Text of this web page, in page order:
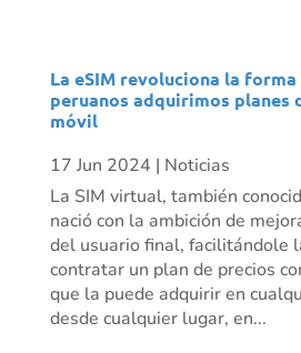
La eSIM revoluciona la forma
peruanos adquirimos planes
móvil
17 Jun 2024 | Noticias
La SIM virtual, también
nació con la ambición de
del usuario final, facilitándole
contratar un plan de precios
que la puede adquirir en
desde cualquier lugar, en...